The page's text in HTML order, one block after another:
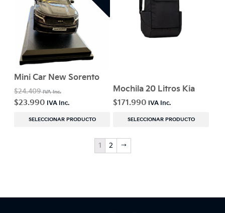
Mini Car New Sorento
$24.409
$23.990
SELECCIONAR PRODUCTO
Mochila 20 Litros Kia
$171.990
SELECCIONAR PRODUCTO
1 2 →